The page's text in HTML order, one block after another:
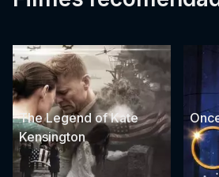
The Legend of Kate
Kensington